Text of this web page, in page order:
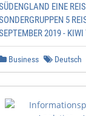
EINE
5
2019 - KIWI
Business Deutsch